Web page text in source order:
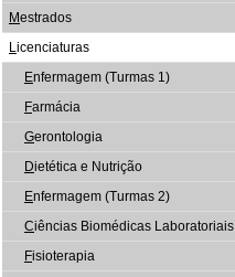
Mestrados
Licenciaturas
Enfermagem (Turmas 1)
Farmácia
Gerontologia
Dietética e Nutrição
Enfermagem (Turmas 2)
Ciências Biomédicas Laboratoriais
Fisioterapia